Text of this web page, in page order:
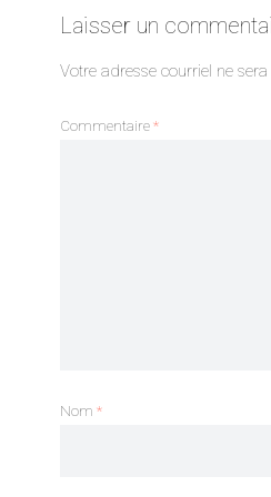
Laisser un
Votre adresse courriel ne
Commentaire*
Nom *